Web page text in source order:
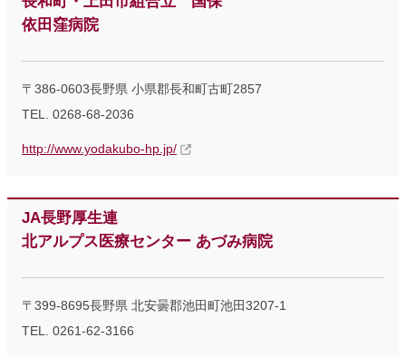
依田窪病院
〒386-0603長野県 小県郡長和町古町2857
TEL. 0268-68-2036
http://www.yodakubo-hp.jp/
JA長野厚生連
北アルプス医療センター あづみ病院
〒399-8695長野県 北安曇郡池田町池田3207-1
TEL. 0261-62-3166